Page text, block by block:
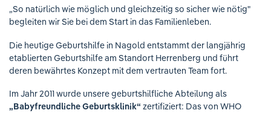
„So natürlich wie möglich und gleichzeitig so sicher wie nötig"
begleiten wir Sie bei dem Start in das Familienleben.
Die heutige Geburtshilfe in Nagold entstammt der langjährig
etablierten Geburtshilfe am Standort Herrenberg und führt
deren bewährtes Konzept mit dem vertrauten Team fort.
Im Jahr 2011 wurde unsere geburtshilfliche Abteilung als
„Babyfreundliche Geburtsklinik“ zertifiziert: Das von WHO